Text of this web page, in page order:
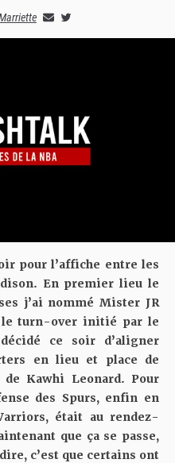
pour l’affiche entre les
En premier lieu le
j’ai nommé Mister JR
le turn-over initié par le
ce soir d’aligner
en lieu et place de
Kawhi Leonard. Pour
des Spurs, enfin en
était au rendez-
que ça se passe,
c’est que certains ont